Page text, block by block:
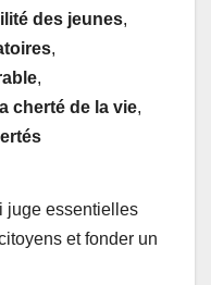
des jeunes,
,
,
cherté de la vie,
juge essentielles
et fonder un